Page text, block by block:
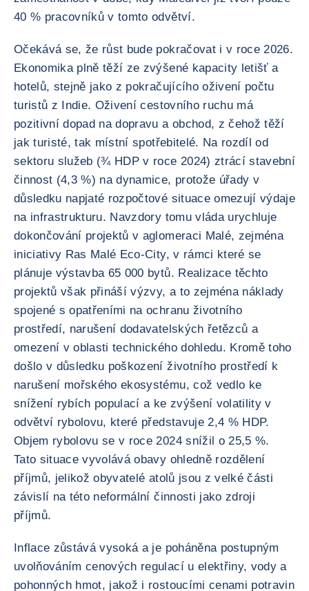
40 % pracovníků v tomto odvětví.
Očekává se, že růst bude pokračovat i v roce 2026.
Ekonomika plně těží ze zvýšené kapacity letišť a
hotelů, stejně jako z pokračujícího oživení počtu
turistů z Indie. Oživení cestovního ruchu má
pozitivní dopad na dopravu a obchod, z čehož těží
jak turisté, tak místní spotřebitelé. Na rozdíl od
sektoru služeb (¾ HDP v roce 2024) ztrácí stavební
činnost (4,3 %) na dynamice, protože úřady v
důsledku napjaté rozpočtové situace omezují výdaje
na infrastrukturu. Navzdory tomu vláda urychluje
dokončování projektů v aglomeraci Malé, zejména
iniciativy Ras Malé Eco-City, v rámci které se
plánuje výstavba 65 000 bytů. Realizace těchto
projektů však přináší výzvy, a to zejména náklady
spojené s opatřeními na ochranu životního
prostředí, narušení dodavatelských řetězců a
omezení v oblasti technického dohledu. Kromě toho
došlo v důsledku poškození životního prostředí k
narušení mořského ekosystému, což vedlo ke
snížení rybích populací a ke zvýšení volatility v
odvětví rybolovu, které představuje 2,4 % HDP.
Objem rybolovu se v roce 2024 snížil o 25,5 %.
Tato situace vyvolává obavy ohledně rozdělení
příjmů, jelikož obyvatelé atolů jsou z velké části
závislí na této neformální činnosti jako zdroji
příjmů.
Inflace zůstává vysoká a je poháněna postupným
uvolňováním cenových regulací u elektřiny, vody a
pohonných hmot, jakož i rostoucími cenami potravin